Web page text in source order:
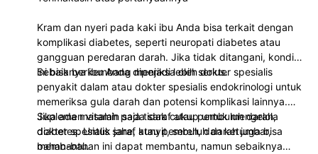
Kram dan nyeri pada kaki ibu Anda bisa terkait dengan
komplikasi diabetes, seperti neuropati diabetes atau
gangguan peredaran darah. Jika tidak ditangani, kondisi
ini bisa berkembang menjadi lebih serius.
Sebaiknya ibu Anda diperiksa oleh dokter spesialis
penyakit dalam atau dokter spesialis endokrinologi untuk
memeriksa gula darah dan potensi komplikasi lainnya.
Jika ada masalah pada saraf atau pembuluh darah,
dokter spesialis saraf atau pembuluh darah juga bisa
membantu.
Suplemen vitamin saja tidak cukup untuk mengelola
diabetes. Untuk jahe, kunyit, sereh, dan ketumbar,
bahan-bahan ini dapat membantu, namun sebaiknya